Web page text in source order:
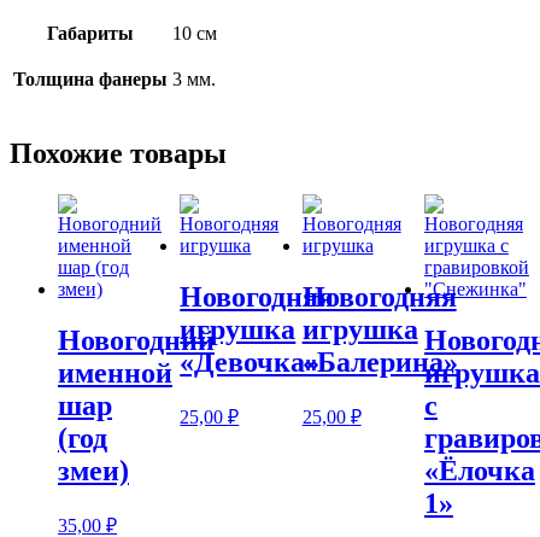
Габариты 10 см
Толщина фанеры 3 мм.
Похожие товары
Новогодний
именной
шар
(год
змеи)
35,00 ₽
Новогодняя
игрушка
«Девочка»
25,00₽
Новогодняя
игрушка
«Балерина»
25,00 ₽
игрушка
с
«Ёлочка
1»